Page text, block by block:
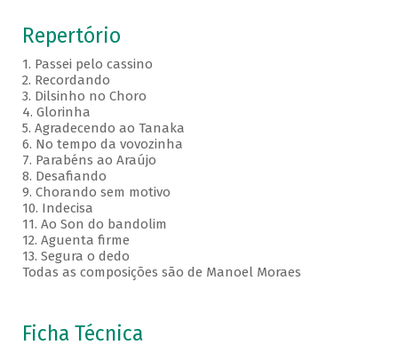
Repertório
1. Passei pelo cassino
2. Recordando
3. Dilsinho no Choro
4. Glorinha
5. Agradecendo ao Tanaka
6. No tempo da vovozinha
7. Parabéns ao Araújo
8. Desafiando
9. Chorando sem motivo
10. Indecisa
11. Ao Son do bandolim
12. Aguenta firme
13. Segura o dedo
Todas as composições são de Manoel Moraes
Ficha Técnica